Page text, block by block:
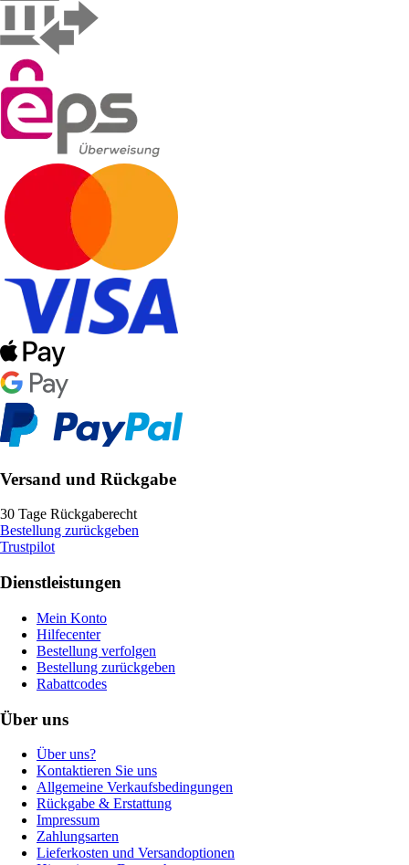
Versand und Rückgabe
30 Tage Rückgaberecht
Bestellung zurückgeben
Trustpilot
Dienstleistungen
Mein Konto
Hilfecenter
Bestellung verfolgen
Bestellung zurückgeben
Rabattcodes
Über uns
Über uns?
Kontaktieren Sie uns
Allgemeine Verkaufsbedingungen
Rückgabe & Erstattung
Impressum
Zahlungsarten
Lieferkosten und Versandoptionen